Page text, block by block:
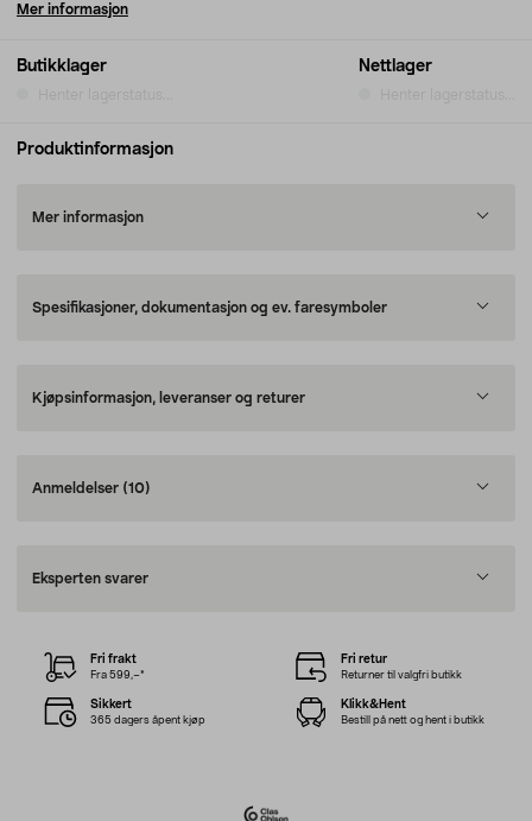
Butikklager Nettlager
Mer informasjon
Produktinformasjon
Mer informasjon
Spesifikasjoner, dokumentasjon og ev. faresymboler
Kjøpsinformasjon, leveranser og returer
Anmeldelser (10)
Eksperten svarer
Fri frakt
Fra 599,–*
Fri retur
Returner til valgfri butikk
Sikkert
365 dagers åpent kjøp
Klikk&Hent
Bestill på nett og hent i butikk